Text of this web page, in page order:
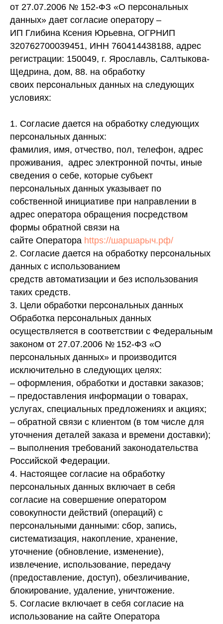
от 27.07.2006 № 152-ФЗ «О персональных
данных» дает согласие оператору –
ИП Глибина Ксения Юрьевна, ОГРНИП
320762700039451, ИНН 760414438188, адрес
регистрации: 150049, г. Ярославль, Салтыкова-
Щедрина, дом, 88. на обработку
своих персональных данных на следующих
условиях:
1. Согласие дается на обработку следующих
персональных данных:
фамилия, имя, отчество, пол, телефон, адрес
проживания, адрес электронной почты, иные
сведения о себе, которые субъект
персональных данных указывает по
собственной инициативе при направлении в
адрес оператора обращения посредством
формы обратной связи на
сайте Оператора https://шаршарыч.рф/
2. Согласие дается на обработку персональных
данных с использованием
средств автоматизации и без использования
таких средств.
3. Цели обработки персональных данных
Обработка персональных данных
осуществляется в соответствии с Федеральным
законом от 27.07.2006 № 152-ФЗ «О
персональных данных» и производится
исключительно в следующих целях:
– оформления, обработки и доставки заказов;
– предоставления информации о товарах,
услугах, специальных предложениях и акциях;
– обратной связи с клиентом (в том числе для
уточнения деталей заказа и времени доставки);
– выполнения требований законодательства
Российской Федерации.
4. Настоящее согласие на обработку
персональных данных включает в себя
согласие на совершение оператором
совокупности действий (операций) с
персональными данными: сбор, запись,
систематизация, накопление, хранение,
уточнение (обновление, изменение),
извлечение, использование, передачу
(предоставление, доступ), обезличивание,
блокирование, удаление, уничтожение.
5. Согласие включает в себя согласие на
использование на сайте Оператора